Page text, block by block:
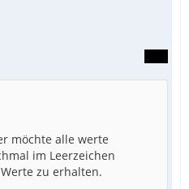
möchte alle werte
im Leerzeichen
zu erhalten.